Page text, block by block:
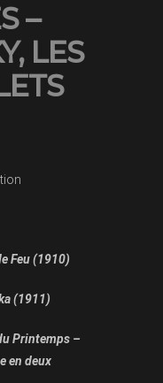
–
LES
Feu (1910)
(1911)
Printemps –
en deux